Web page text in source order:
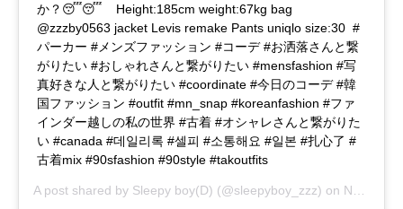
か？😴😴ㅤㅤㅤㅤㅤㅤㅤㅤㅤㅤㅤㅤ ㅤㅤㅤㅤㅤㅤㅤㅤㅤㅤㅤㅤㅤㅤㅤㅤㅤㅤㅤㅤㅤㅤ ㅤㅤ ㅤㅤㅤㅤㅤㅤㅤㅤㅤㅤㅤㅤㅤ Height:185cm weight:67kg bag
@zzzby0563 ㅤㅤㅤㅤㅤㅤㅤㅤㅤㅤjacket Levis remake Pants uniqlo size:30ㅤㅤ ㅤㅤㅤㅤㅤㅤㅤㅤㅤㅤㅤㅤㅤ #
パーカー #メンズファッション #コーデ #お洒落さんと繋
がりたい #おしゃれさんと繋がりたい #mensfashion #写
真好きな人と繋がりたい #coordinate #今日のコーデ #韓
国ファッション #outfit #mn_snap #koreanfashion #ファ
インダー越しの私の世界 #古着 #オシャレさんと繋がりた
い #canada #데일리록 #셀피 #소통해요 #일본 #扎心了 #
古着mix #90sfashion #90style #takoutfits
A post shared by Sleepy boy(D) (@sleepyboy_zzz) on Nov 24, 2018 at 4:58am PST